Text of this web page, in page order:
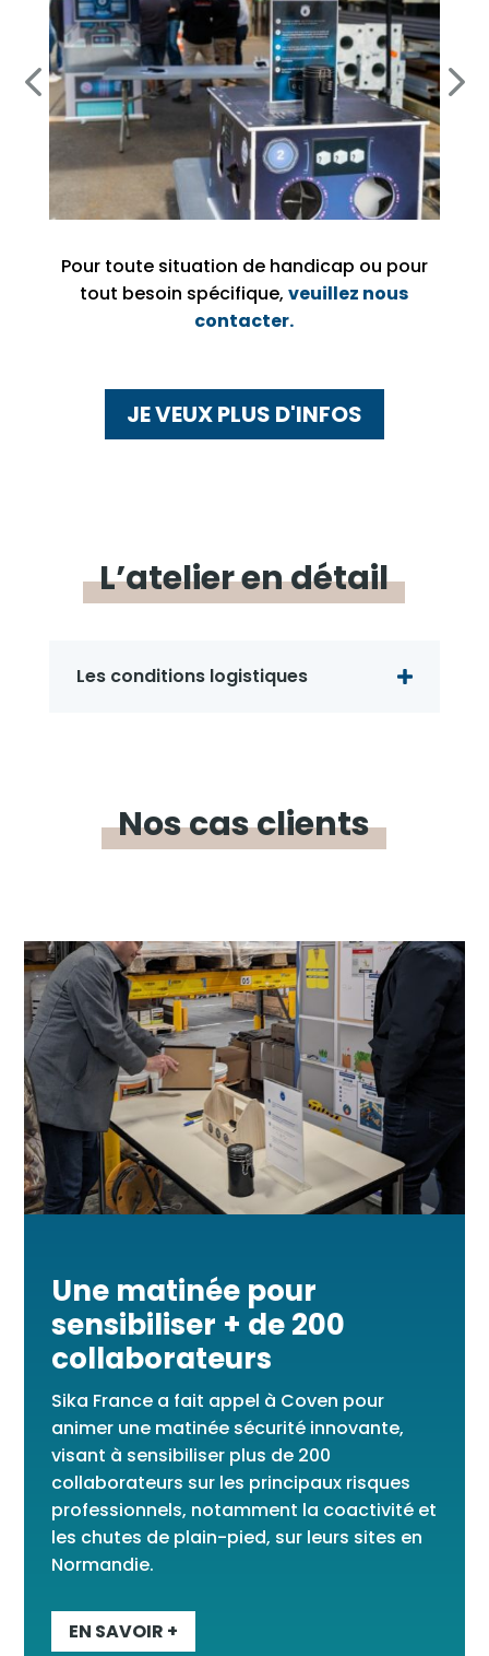
Pour toute situation de handicap ou pour
tout besoin spécifique,veuillez nous
contacter.
JE VEUX PLUS D'INFOS
L’atelierendétail
Les conditions logistiques
Noscasclients
Une matinée pour
sensibiliser + de 200
collaborateurs
Sika France a fait appel à Coven pour
animer une matinée sécurité innovante,
visant à sensibiliser plus de 200
collaborateurs sur les principaux risques
professionnels, notamment la coactivité et
les chutes de plain-pied, sur leurs sites en
Normandie.
EN SAVOIR +